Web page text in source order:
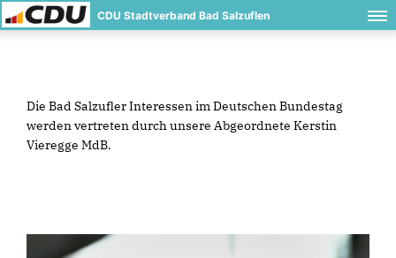
CDU Stadtverband Bad Salzuflen
Die Bad Salzufler Interessen im Deutschen Bundestag
werden vertreten durch unsere Abgeordnete Kerstin
Vieregge MdB.